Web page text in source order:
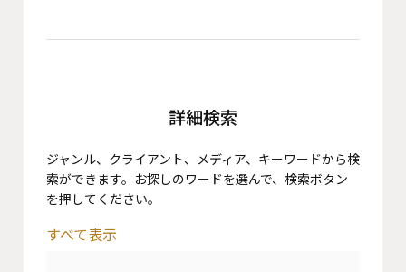
詳細検索
ジャンル、クライアント、メディア、キーワードから検
索ができます。お探しのワードを選んで、検索ボタン
を押してください。
すべて表示